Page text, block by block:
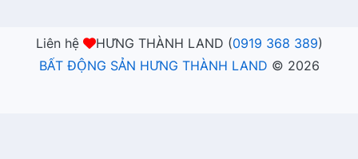
Liên hệ HƯNG THÀNH LAND (0919 368 389)
BẤT ĐỘNG SẢN HƯNG THÀNH LAND © 2026